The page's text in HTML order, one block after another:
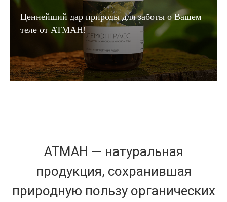
Ценнейший дар природы для заботы о Вашем
теле от АТМАН!
АТМАН — натуральная
продукция, сохранившая
природную пользу органических